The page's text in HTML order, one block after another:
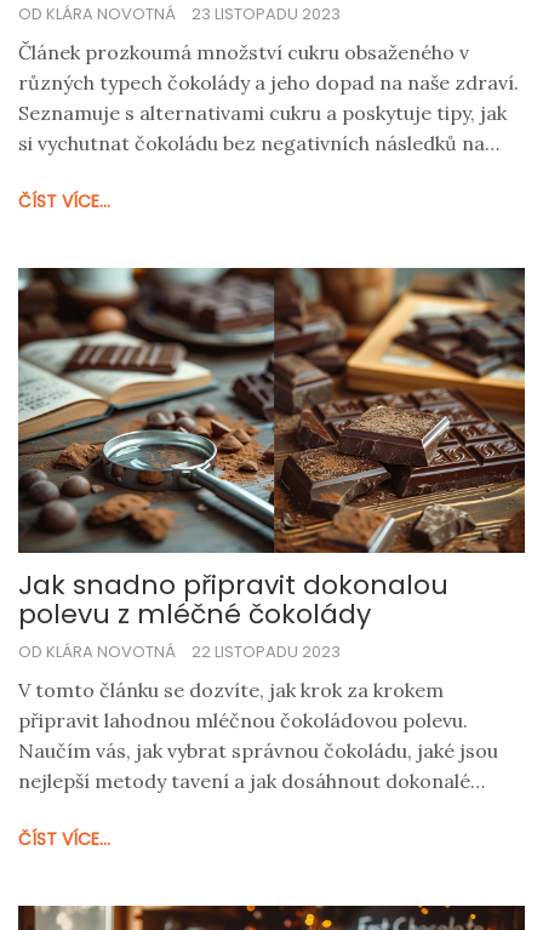
OD KLÁRA NOVOTNÁ 23 LISTOPADU 2023
Článek prozkoumá množství cukru obsaženého v
různých typech čokolády a jeho dopad na naše zdraví.
Seznamuje s alternativami cukru a poskytuje tipy, jak
si vychutnat čokoládu bez negativních následků na
etiketám a důležitosti míry konzumace čokolády.
ČÍST VÍCE...
Jak snadno připravit dokonalou
polevu z mléčné čokolády
OD KLÁRA NOVOTNÁ 22 LISTOPADU 2023
V tomto článku se dozvíte, jak krok za krokem
připravit lahodnou mléčnou čokoládovou polevu.
Naučím vás, jak vybrat správnou čokoládu, jaké jsou
nejlepší metody tavení a jak dosáhnout dokonalé
a jak ji použít na různé dezerty. Okoření to vaše
neodolatelnější.
ČÍST VÍCE...